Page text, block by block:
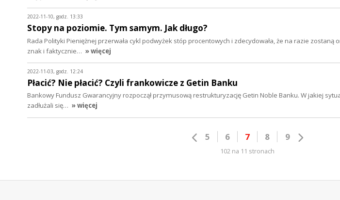
2022-11-10, godz. 13:33
Stopy na poziomie. Tym samym. Jak długo?
Rada Polityki Pieniężnej przerwała cykl podwyżek stóp procentowych i zdecydowała, że na razie
znak i faktycznie… » więcej
2022-11-03, godz. 12:24
Płacić? Nie płacić? Czyli frankowicze z Getin Banku
Bankowy Fundusz Gwarancyjny rozpoczął przymusową restrukturyzację Getin Noble Banku. W jakiej
zadłużali się… » więcej
5 6 7 8 9
102 na 11 stronach